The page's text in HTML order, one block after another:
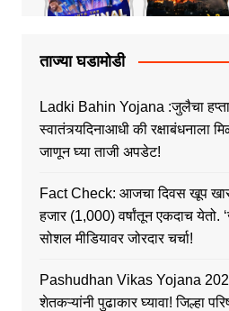
ताज्या घडामोडी
Ladki Bahin Yojana :जुलैचा हप्ता
स्वातंत्र्यदिनाआधी की रक्षाबंधनाला
जाणून घ्या ताजी अपडेट!
Fact Check: आजचा दिवस खूप
हजार (1,000) वर्षांतून एकदाच येतो.
सोशल मीडियावर जोरदार चर्चा!
Pashudhan Vikas Yojana
शेतकऱ्यांनी पुढाकार घ्यावा! जिल्हा